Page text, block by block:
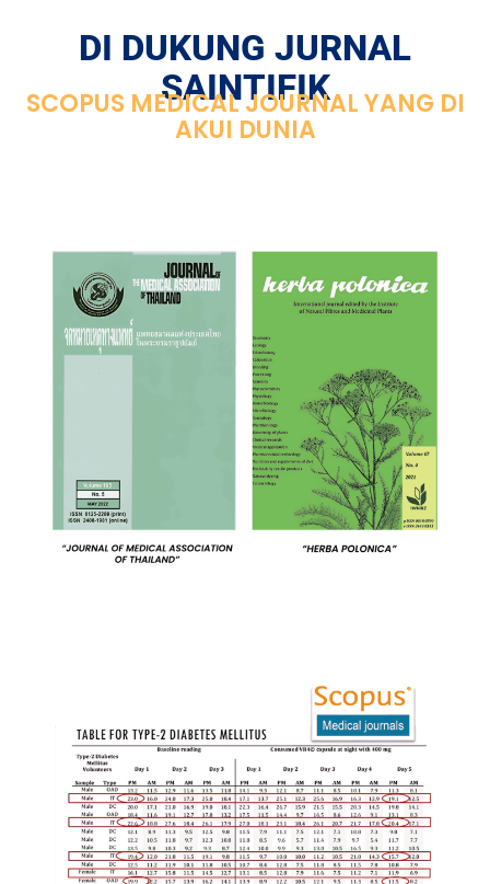
DI DUKUNG JURNAL
SAINTIFIK
SCOPUS MEDICAL JOURNAL YANG DI
AKUI DUNIA